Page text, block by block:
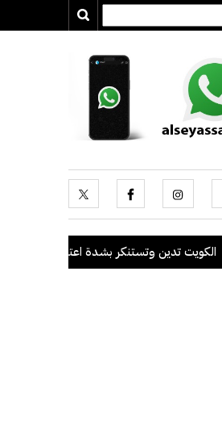
تدين وتستنكر بشدة اعتداءات ميليشيا